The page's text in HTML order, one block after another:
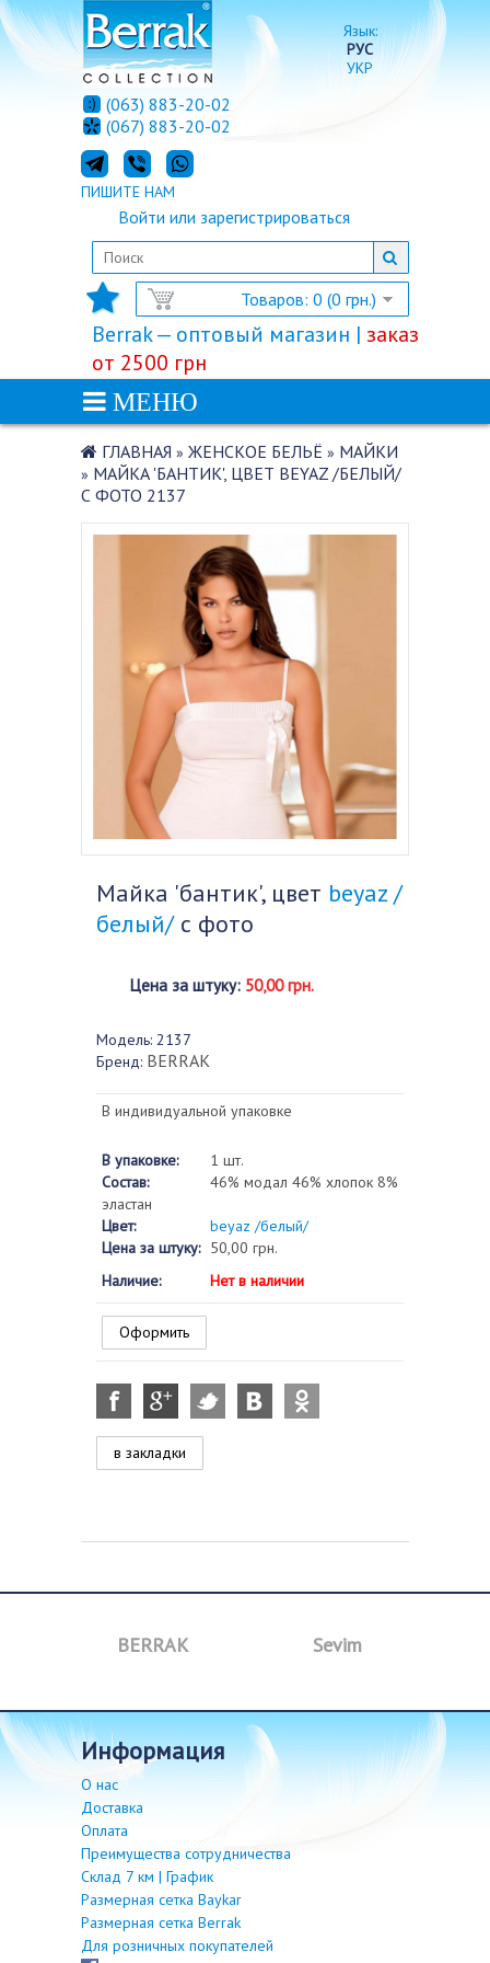
Язык:
РУС
УКР
Товаров: 0 (0 грн.)
Войти или зарегистрироваться
(063) 883-20-02
(067) 883-20-02
ПИШИТЕ НАМ
Berrak — оптовый магазин | заказ
от 2500 грн
МЕНЮ
ГЛАВНАЯ » ЖЕНСКОЕ БЕЛЬЁ » МАЙКИ
» МАЙКА 'БАНТИК', ЦВЕТ BEYAZ /БЕЛЫЙ/
С ФОТО 2137
Майка 'бантик', цвет beyaz /
белый/с фото
Цена за штуку: 50,00 грн.
Модель: 2137
Бренд: BERRAK
В индивидуальной упаковке
В упаковке:
1 шт.
Состав:
46% модал 46% хлопок 8%
эластан
Цвет:
beyaz /белый/
Цена за штуку: 50,00 грн.
Наличие:
Нет в наличии
Оформить
в закладки
BERRAK Sevim
информация
О нас
Доставка
Оплата
Преимущества сотрудничества
Склад 7 км | График
Размерная сетка Baykar
Размерная сетка Berrak
Для розничных покупателей